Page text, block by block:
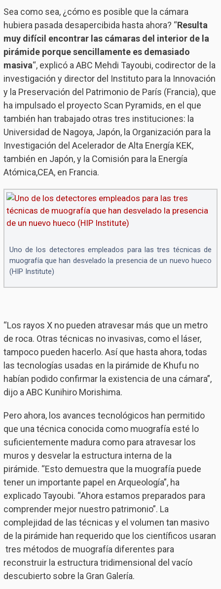
Sea como sea, ¿cómo es posible que la cámara
hubiera pasada desapercibida hasta ahora? “Resulta
muy difícil encontrar las cámaras del interior de la
pirámide porque sencillamente es demasiado
masiva“, explicó a ABC Mehdi Tayoubi, codirector de la
investigación y director del Instituto para la Innovación
y la Preservación del Patrimonio de París (Francia), que
ha impulsado el proyecto Scan Pyramids, en el que
también han trabajado otras tres instituciones: la
Universidad de Nagoya, Japón, la Organización para la
Investigación del Acelerador de Alta Energía KEK,
también en Japón, y la Comisión para la Energía
Atómica,CEA, en Francia.
Uno de los detectores empleados para las tres técnicas de
muografía que han desvelado la presencia de un nuevo hueco
(HIP Institute)
“Los rayos X no pueden atravesar más que un metro
de roca. Otras técnicas no invasivas, como el láser,
tampoco pueden hacerlo. Así que hasta ahora, todas
las tecnologías usadas en la pirámide de Khufu no
habían podido confirmar la existencia de una cámara”,
dijo a ABC Kunihiro Morishima.
Pero ahora, los avances tecnológicos han permitido
que una técnica conocida como muografía esté lo
suficientemente madura como para atravesar los
muros y desvelar la estructura interna de la
pirámide. “Esto demuestra que la muografía puede
tener un importante papel en Arqueología”, ha
explicado Tayoubi. “Ahora estamos preparados para
comprender mejor nuestro patrimonio”. La
complejidad de las técnicas y el volumen tan masivo
de la pirámide han requerido que los científicos usaran
tres métodos de muografía diferentes para
reconstruir la estructura tridimensional del vacío
descubierto sobre la Gran Galería.